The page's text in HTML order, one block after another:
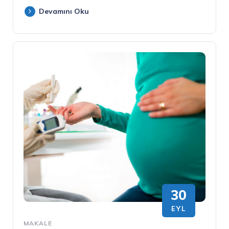
Devamını Oku
30
EYL
MAKALE